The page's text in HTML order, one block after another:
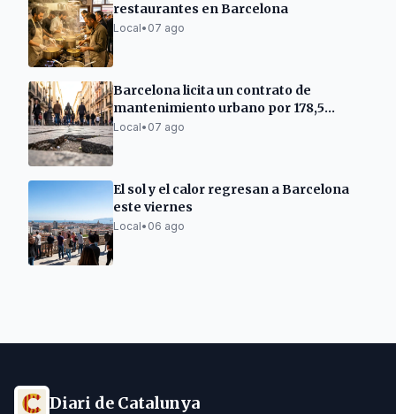
restaurantes en Barcelona
Local• 07 ago
Barcelona licita un contrato de
mantenimiento urbano por 178,5
millones
Local• 07 ago
El sol y el calor regresan a Barcelona
este viernes
Local• 06 ago
Diari de Catalunya